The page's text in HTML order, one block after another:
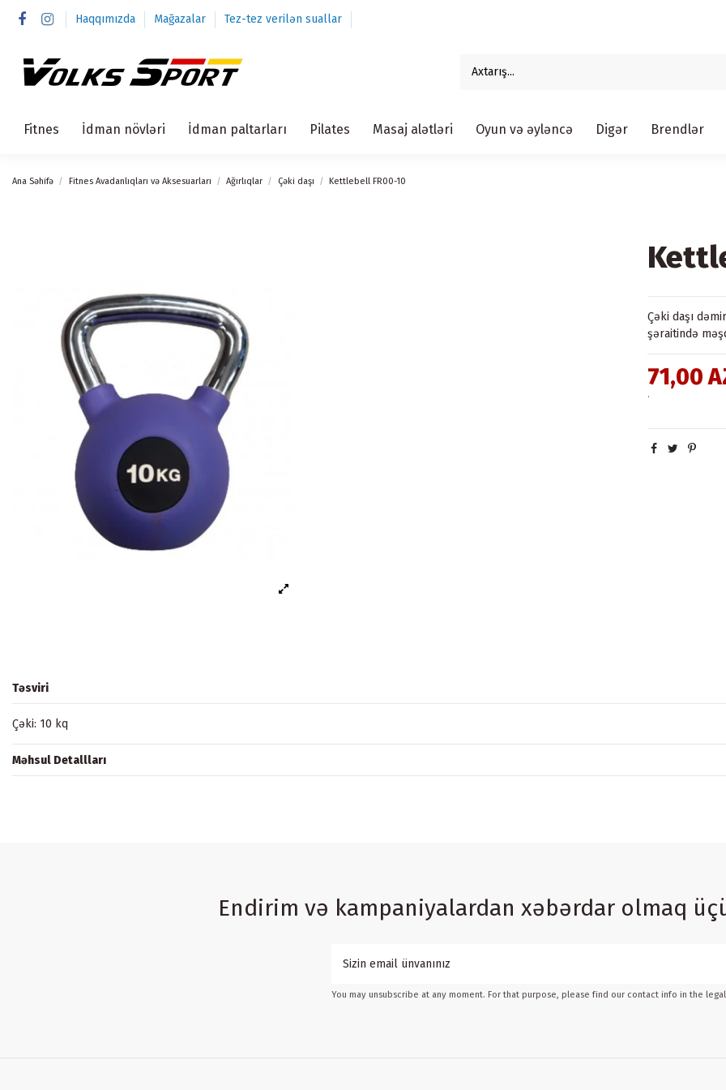
Haqqımızda Mağazalar Tez-tez verilən suallar
Fitnes İdman növləri İdman paltarları Pilates Masaj alətləri Oyun və əyləncə Digər Brendlər
Ana Səhifə Fitnes Avadanlıqları və Aksesuarları Ağırlıqlar Çəki daşı Kettlebell FR00-10
Çəki daşı
şəraitində
71,00
.
Təsviri
Çəki: 10 kq
Məhsul Detallları
Endirim və kampaniyalardan xəbərdar olmaq
You may unsubscribe at any moment. For that purpose, please find our contact info in the